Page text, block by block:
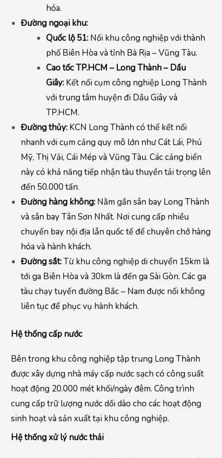
hóa.
Đường ngoại khu:
Quốc lộ 51: Nối khu công nghiệp với thành
phố Biên Hòa và tỉnh Bà Rịa – Vũng Tàu.
Cao tốc TP.HCM – Long Thành – Dầu
Giây: Kết nối cụm công nghiệp Long Thành
với trung tâm huyện đi Dầu Giây và
TP.HCM.
Đường thủy: KCN Long Thành có thể kết nối
nhanh với cụm cảng quy mô lớn như Cát Lái, Phú
Mỹ, Thị Vải, Cái Mép và Vũng Tàu. Các cảng biển
này có khả năng tiếp nhận tàu thuyền tải trọng lên
đến 50.000 tấn.
Đường hàng không: Nằm gần sân bay Long Thành
và sân bay Tân Sơn Nhất. Nơi cung cấp nhiều
chuyến bay nội địa lẫn quốc tế để chuyên chở hàng
hóa và hành khách.
Đường sắt:Từ khu công nghiệp di chuyển 15km là
tới ga Biên Hòa và 30km là đến ga Sài Gòn. Các ga
tàu chạy tuyến đường Bắc – Nam được nối không
liên tục để phục vụ hành khách.
Hệ thống cấp nước
Bên trong khu công nghiệp tập trung Long Thành
được xây dựng nhà máy cấp nước sạch có công suất
hoạt động 20.000 mét khối/ngày đêm. Công trình
cung cấp trữ lượng nước dồi dào cho các hoạt động
sinh hoạt và sản xuất tại khu công nghiệp.
Hệ thống xử lý nước thải